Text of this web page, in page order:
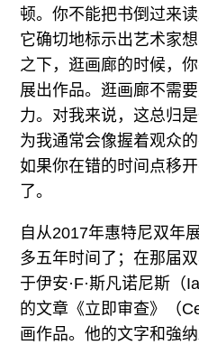
顿。你不能把书倒过来
它确切地标示出艺术家
之下，逛画廊的时候，
展出作品。逛画廊不需
力。对我来说，这总归
为我通常会像握着观众
如果你在错的时间点移
了。
自从2017年惠特尼双年
多五年时间了；在那届
于伊安·F·斯凡诺尼斯（
的文章《立即审查》（
画作品。他的文字和強